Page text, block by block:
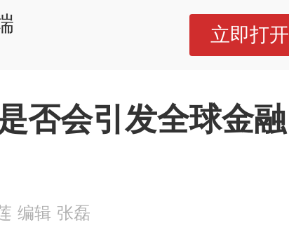
立即打开
否会引发全球金融
编辑 张磊